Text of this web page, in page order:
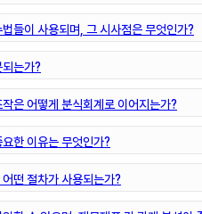
들이 사용되며, 그 시사점은 무엇인가?
되는가?
은 어떻게 분식회계로 이어지는가?
한 이유는 무엇인가?
떤 절차가 사용되는가?